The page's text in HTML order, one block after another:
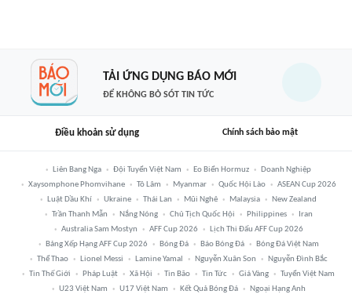
TẢI ỨNG DỤNG BÁO MỚI
ĐỂ KHÔNG BỎ SÓT TIN TỨC
Điều khoản sử dụng Chính sách bảo mật
Liên Bang Nga Đội Tuyển Việt Nam Eo Biển Hormuz
Doanh Nghiệp
Xaysomphone Phomvihane
Tô Lâm Myanmar Quốc Hội Lào
ASEAN Cup 2026
Luật Dầu Khí
Ukraine Thái Lan Mũi Nghê Malaysia
New Zealand
Trần Thanh Mẫn
Nắng Nóng Chủ Tịch Quốc Hội Philippines
Iran
Australia Sam Mostyn
AFF Cup 2026
Lịch Thi Đấu AFF Cup 2026
Bảng Xếp Hạng AFF Cup 2026
Bóng Đá Báo Bóng Đá
Bóng Đá Việt Nam
Thể Thao
Lionel Messi Lamine Yamal Nguyễn Xuân Son
Nguyễn Đình Bắc
Tin Thế Giới
Pháp Luật Xã Hội Tin Bão Tin Tức Giá Vàng
Tuyển Việt Nam
U23 Việt Nam
U17 Việt Nam Kết Quả Bóng Đá Ngoại Hạng Anh